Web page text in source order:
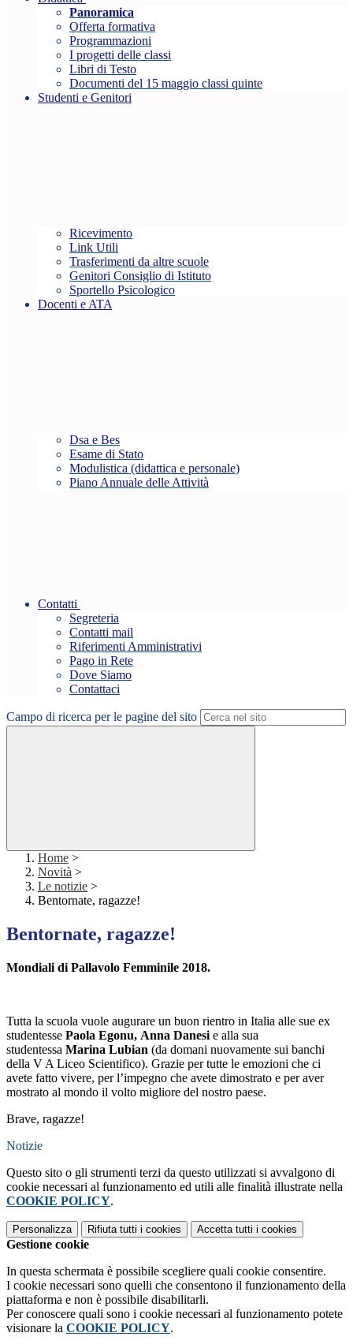
Panoramica
Offerta formativa
Programmazioni
I progetti delle classi
Libri di Testo
Documenti del 15 maggio classi quinte
Studenti e Genitori
Ricevimento
Link Utili
Trasferimenti da altre scuole
Genitori Consiglio di Istituto
Sportello Psicologico
Docenti e ATA
Dsa e Bes
Esame di Stato
Modulistica (didattica e personale)
Piano Annuale delle Attività
Contatti
Segreteria
Contatti mail
Riferimenti Amministrativi
Pago in Rete
Dove Siamo
Contattaci
Campo di ricerca per le pagine del sito
Home >
Novità >
Le notizie >
Bentornate, ragazze!
Bentornate, ragazze!
Mondiali di Pallavolo Femminile 2018.
Tutta la scuola vuole augurare un buon rientro in Italia alle sue ex
studentesse Paola Egonu, Anna Danesi e alla sua
studentessa Marina Lubian (da domani nuovamente sui banchi
della V A Liceo Scientifico). Grazie per tutte le emozioni che ci
avete fatto vivere, per l’impegno che avete dimostrato e per aver
mostrato al mondo il volto migliore del nostro paese.
Brave, ragazze!
Notizie
Questo sito o gli strumenti terzi da questo utilizzati si avvalgono di
cookie necessari al funzionamento ed utili alle finalità illustrate nella
COOKIE POLICY.
Personalizza Rifiuta tutti i cookies Accetta tutti i cookies
Gestione cookie
In questa schermata è possibile scegliere quali cookie consentire.
I cookie necessari sono quelli che consentono il funzionamento della
piattaforma e non è possibile disabilitarli.
Per conoscere quali sono i cookie necessari al funzionamento potete
visionare la COOKIE POLICY.